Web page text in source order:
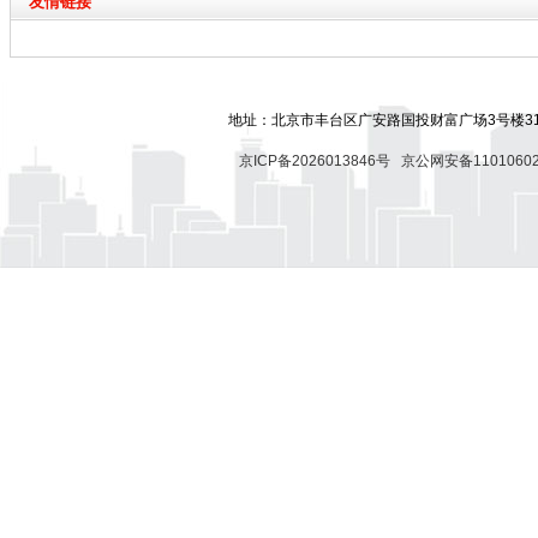
地址：北京市丰台区广安路国投财富广场3号楼
京ICP备2026013846号 京公网安备